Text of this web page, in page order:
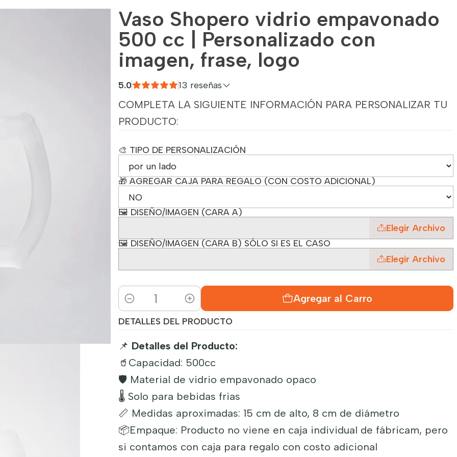
Vaso Shopero vidrio empavonado
500 cc | Personalizado con
imagen, frase, logo
5.0 13 reseñas
COMPLETA LA SIGUIENTE INFORMACIÓN PARA PERSONALIZAR TU
PRODUCTO:
🎨 TIPO DE PERSONALIZACIÓN
🎁 AGREGAR CAJA PARA REGALO (CON COSTO ADICIONAL)
🖼️ DISEÑO/IMAGEN (CARA A)
Elegir Archivo
🖼️ DISEÑO/IMAGEN (CARA B) SÓLO SI ES EL CASO
Elegir Archivo
Cantidad
Agregar al Carro
DETALLES DEL PRODUCTO
📌 Detalles del Producto:
🥤Capacidad: 500cc
🛡️ Material de vidrio empavonado opaco
🌡️ Solo para bebidas frias
📏 Medidas aproximadas: 15 cm de alto, 8 cm de diámetro
📦Empaque: Producto no viene en caja individual de fábricam, pero
si contamos con caja para regalo con costo adicional